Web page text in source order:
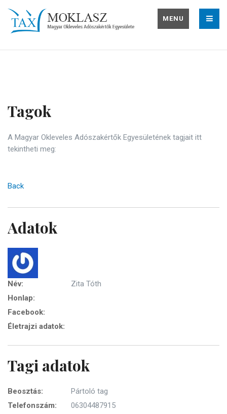
MENU
Tagok
A Magyar Okleveles Adószakértők Egyesületének tagjait itt
tekintheti meg:
Back
Adatok
Név:
Zita Tóth
Honlap:
Facebook:
Életrajzi adatok:
Tagi adatok
Beosztás:
Pártoló tag
Telefonszám:
06304487915